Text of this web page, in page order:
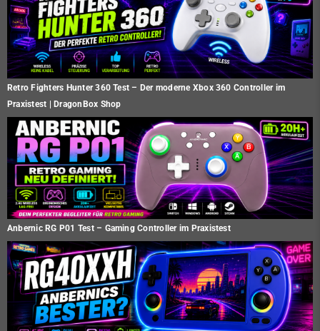
Retro Fighters Hunter 360 Test – Der moderne Xbox 360 Controller im
Praxistest | DragonBox Shop
Anbernic RG P01 Test – Gaming Controller im Praxistest